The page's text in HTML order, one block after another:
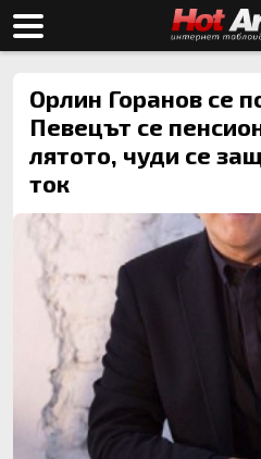
Орлин Горанов се
Певецът се
лятото, чуди се
ток